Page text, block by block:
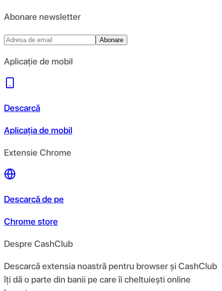
Abonare newsletter
Abonare
Aplicație de mobil
Descarcă
Aplicația de mobil
Extensie Chrome
Descarcă de pe
Chrome store
Despre CashClub
Descarcă extensia noastră pentru browser și CashClub
îți dă o parte din banii pe care îi cheltuiești online